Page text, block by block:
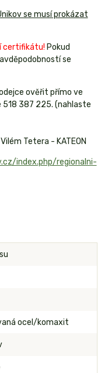
se musí prokázat
certifikátu! Pokud
se
ověřit přímo ve
518 387 225. (nahlaste
Tetera - KATEON
index.php/regionalni-
ocel/komaxit